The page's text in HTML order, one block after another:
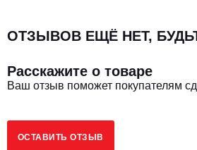
ОТЗЫВОВ ЕЩЁ НЕТ,
Расскажите о товаре
Ваш отзыв поможет покупателям
ОСТАВИТЬ ОТЗЫВ